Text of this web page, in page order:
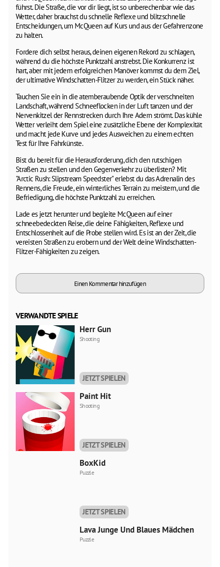
führst. Die Straße, die vor dir liegt, ist so unberechenbar wie das
Wetter, daher brauchst du schnelle Reflexe und blitzschnelle
Entscheidungen, um McQueen auf Kurs und aus der Gefahrenzone
zu halten.
Fordere dich selbst heraus, deinen eigenen Rekord zu schlagen,
während du die höchste Punktzahl anstrebst. Die Konkurrenz ist
hart, aber mit jedem erfolgreichen Manöver kommst du dem Ziel,
der ultimative Windschatten-Flitzer zu werden, ein Stück näher.
Tauchen Sie ein in die atemberaubende Optik der verschneiten
Landschaft, während Schneeflocken in der Luft tanzen und der
Nervenkitzel der Rennstrecken durch Ihre Adern strömt. Das kühle
Wetter verleiht dem Spiel eine zusätzliche Ebene der Komplexität
und macht jede Kurve und jedes Ausweichen zu einem echten
Test für Ihre Fahrkünste.
Bist du bereit für die Herausforderung, dich den rutschigen
Straßen zu stellen und den Gegenverkehr zu überlisten? Mit
"Arctic Rush: Slipstream Speedster" erlebst du das Adrenalin des
Rennens, die Freude, ein winterliches Terrain zu meistern, und die
Befriedigung, die höchste Punktzahl zu erreichen.
Lade es jetzt herunter und begleite McQueen auf einer
schneebedeckten Reise, die deine Fähigkeiten, Reflexe und
Entschlossenheit auf die Probe stellen wird. Es ist an der Zeit, die
vereisten Straßen zu erobern und der Welt deine Windschatten-
Flitzer-Fähigkeiten zu zeigen.
Einen Kommentar hinzufügen
VERWANDTE SPIELE
Herr Gun
Shooting
JETZT SPIELEN
Paint Hit
Shooting
JETZT SPIELEN
BoxKid
Puzzle
JETZT SPIELEN
Lava Junge Und Blaues Mädchen
Puzzle